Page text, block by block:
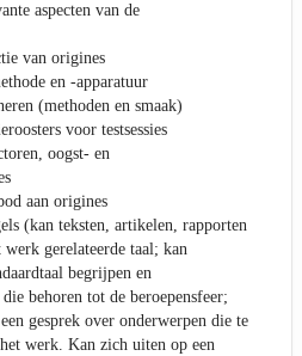
aspecten van de
van origines
en -apparatuur
(methoden en smaak)
voor testsessies
oogst- en
aan origines
(kan teksten, artikelen, rapporten
werk gerelateerde taal; kan
begrijpen en
behoren tot de beroepensfeer;
gesprek over onderwerpen die te
werk. Kan zich uiten op een